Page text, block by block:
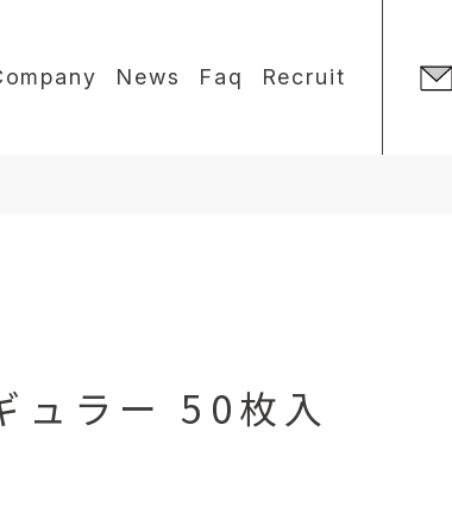
News Faq Recruit
ュラー 50枚入